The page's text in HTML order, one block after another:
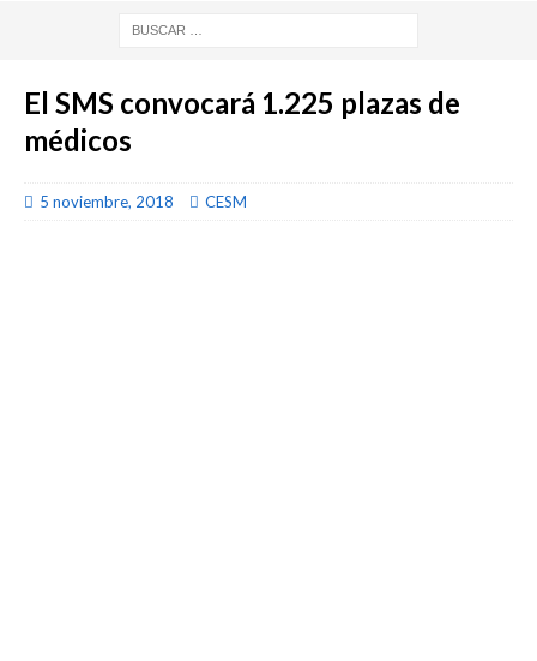
El SMS convocará 1.225 plazas de
médicos
5 noviembre, 2018 CESM